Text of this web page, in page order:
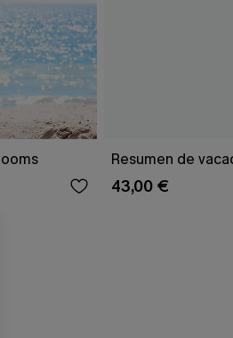
Resumen de
43,00 €
mínima